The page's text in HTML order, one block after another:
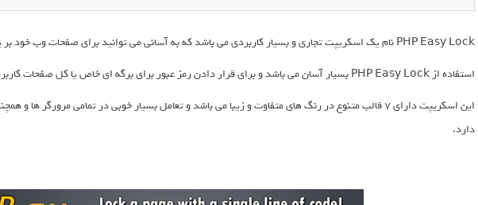
PHP Easy Lock نام یک اسکریپت تجاری و بسیار کاربردی می باشد که به آسانی می توانید برای صفحات وب خود بر پایه PHP رمز عبور قرار دهد.
استفاده از PHP Easy Lock بسیار آسان می باشد و برای قرار دادن رمز عبور برای برگه ای خاص یا کل صفحات کاربردی می باشد .
این اسکریپت دارای 7 قالب متنوع در رنگ های متفاوت و زیبا می باشد و تعامل بسیار خوبی در تمامی مرورگر
دارد.